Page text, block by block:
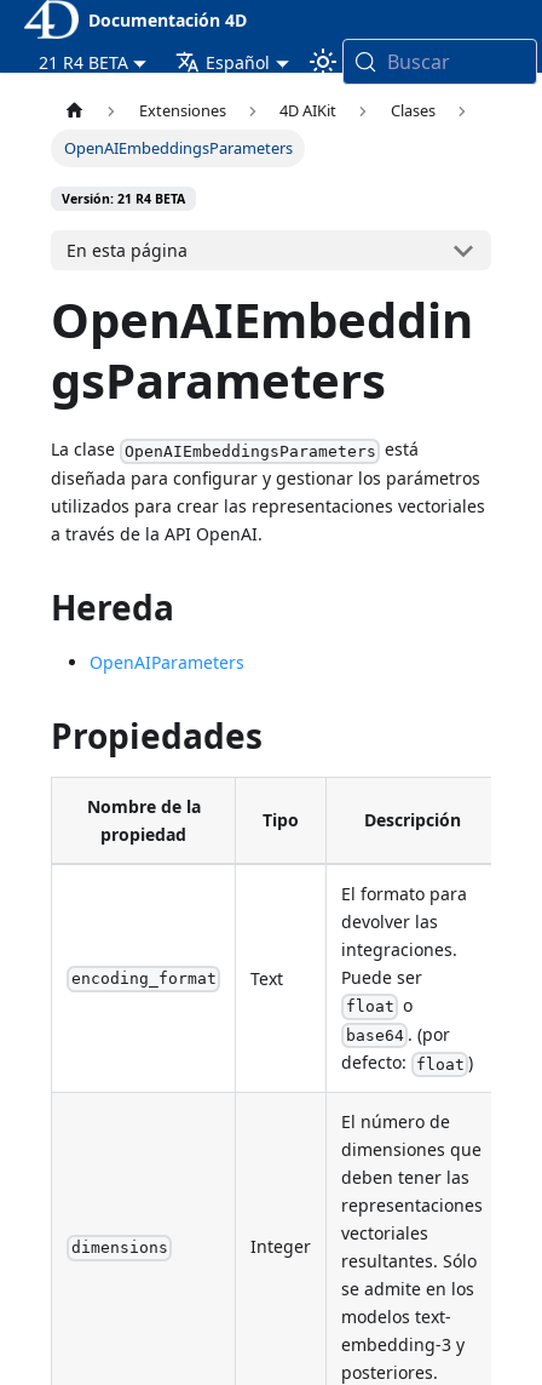
Documentación 4D
21 R4 BETA
Español Buscar
Extensiones 4D AIKit
Clases
OpenAIEmbeddingsParameters
Versión: 21 R4 BETA
En esta página
OpenAIEmbeddin
gsParameters
La clase OpenAIEmbeddingsParameters está
diseñada para configurar y gestionar los parámetros
utilizados para crear las representaciones vectoriales
a través de la API OpenAI.
Hereda
OpenAIParameters
Propiedades
Nombre de la
propiedad
Tipo Descripción
encoding_format Text
El formato para
devolver las
integraciones.
Puede ser
float o
base64 . (por
defecto: float )
dimensions Integer
El número de
dimensiones que
deben tener las
representaciones
vectoriales
resultantes. Sólo
se admite en los
modelos text-
embedding-3 y
posteriores.